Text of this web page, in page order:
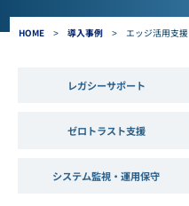
HOME > 導入事例 > エッジ活用支援
レガシーサポート
ゼロトラスト支援
システム監視・運用保守